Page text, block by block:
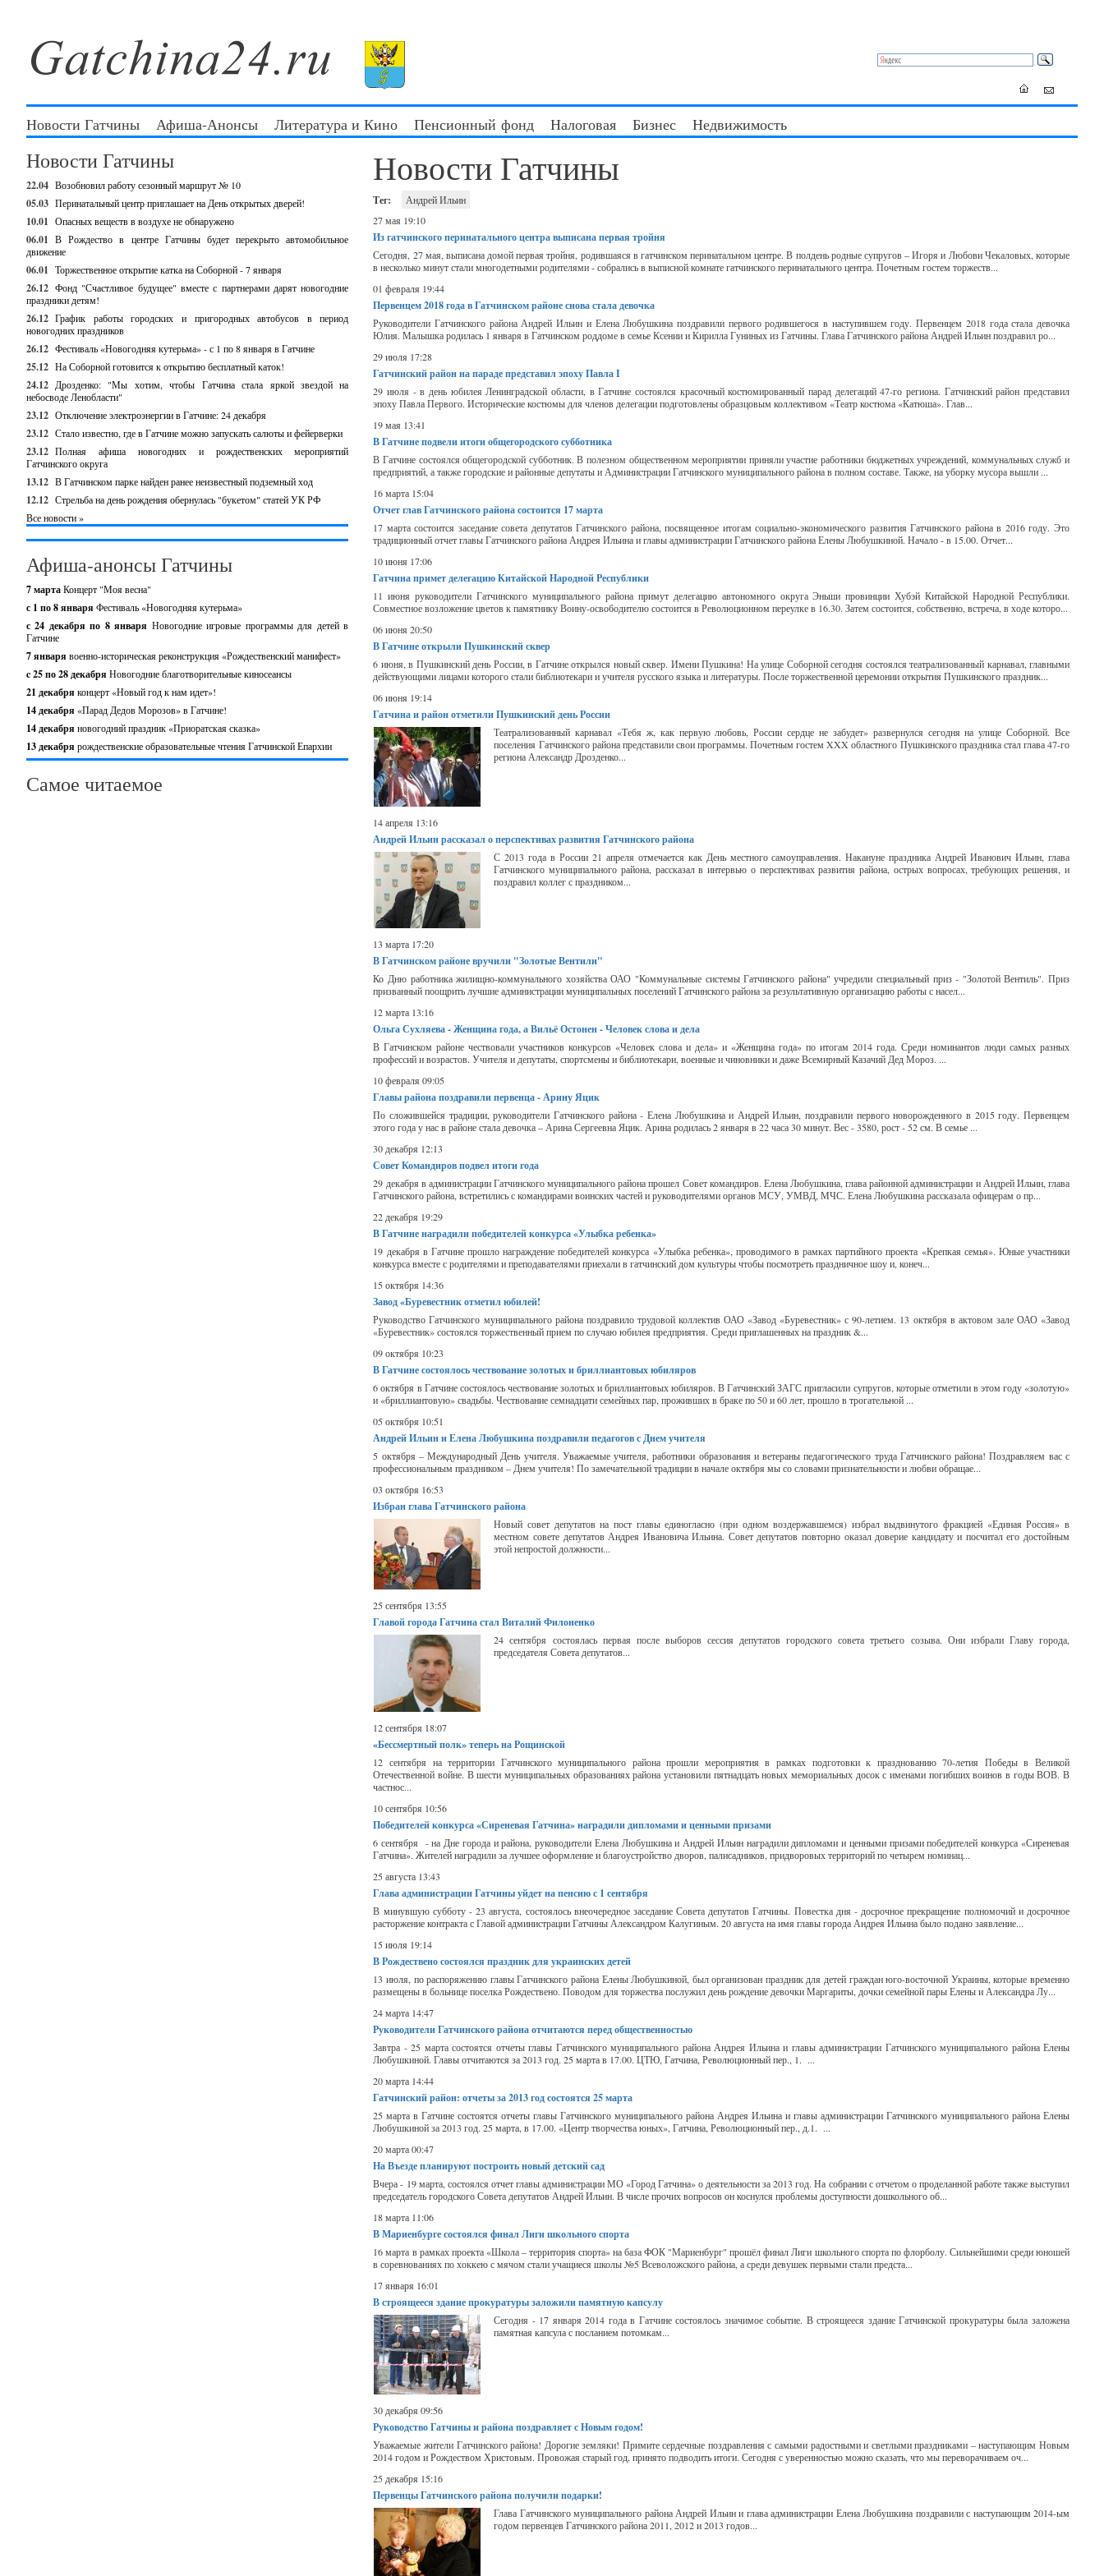
Новости Гатчины Афиша-Анонсы Литература и Кино Пенсионный фонд Налоговая Бизнес Недвижимость
Новости Гатчины
22.04 Возобновил работу сезонный маршрут № 10
05.03 Перинатальный центр приглашает на День открытых дверей!
10.01 Опасных веществ в воздухе не обнаружено
06.01 В Рождество в центре Гатчины будет перекрыто автомобильное
движение
06.01 Торжественное открытие катка на Соборной - 7 января
26.12 Фонд "Счастливое будущее" вместе с партнерами дарят новогодние
праздники детям!
26.12 График работы городских и пригородных автобусов в период
новогодних праздников
26.12 Фестиваль «Новогодняя кутерьма» - с 1 по 8 января в Гатчине
25.12 На Соборной готовится к открытию бесплатный каток!
24.12 Дрозденко: "Мы хотим, чтобы Гатчина стала яркой звездой на
небосводе Ленобласти"
23.12 Отключение электроэнергии в Гатчине: 24 декабря
23.12 Стало известно, где в Гатчине можно запускать салюты и фейерверки
23.12 Полная афиша новогодних и рождественских мероприятий
Гатчинского округа
13.12 В Гатчинском парке найден ранее неизвестный подземный ход
12.12 Стрельба на день рождения обернулась "букетом" статей УК РФ
Все новости »
Афиша-анонсы Гатчины
7 мартаКонцерт "Моя весна"
с 1 по 8 января Фестиваль «Новогодняя кутерьма»
с 24 декабря по 8 января Новогодние игровые программы для детей в
Гатчине
7 января военно-историческая реконструкция «Рождественский манифест»
c 25 по 28 декабря Новогодние благотворительные киносеансы
21 декабря концерт «Новый год к нам идет»!
14 декабря «Парад Дедов Морозов» в Гатчине!
14 декабря новогодний праздник «Приоратская сказка»
13 декабря рождественские образовательные чтения Гатчинской Епархии
Самое читаемое
Новости Гатчины
Тег:
Андрей Ильин
27 мая 19:10
Из гатчинского перинатального центра выписана первая тройня
Сегодня, 27 мая, выписана домой первая тройня, родившаяся в гатчинском перинатальном центре. В полдень родные супругов – Игоря и Любови Чекаловых, которые
в несколько минут стали многодетными родителями - собрались в выписной комнате гатчинского перинатального центра. Почетным гостем торжеств...
01 февраля 19:44
Первенцем 2018 года в Гатчинском районе снова стала девочка
Руководители Гатчинского района Андрей Ильин и Елена Любушкина поздравили первого родившегося в наступившем году. Первенцем 2018 года стала девочка
Юлия. Малышка родилась 1 января в Гатчинском роддоме в семье Ксении и Кирилла Гуниных из Гатчины. Глава Гатчинского района Андрей Ильин поздравил ро...
29 июля 17:28
Гатчинский район на параде представил эпоху Павла I
29 июля - в день юбилея Ленинградской области, в Гатчине состоялся красочный костюмированный парад делегаций 47-го региона. Гатчинский район представил
эпоху Павла Первого. Исторические костюмы для членов делегации подготовлены образцовым коллективом «Театр костюма «Катюша». Глав...
19 мая 13:41
В Гатчине подвели итоги общегородского субботника
В Гатчине состоялся общегородской субботник. В полезном общественном мероприятии приняли участие работники бюджетных учреждений, коммунальных служб и
предприятий, а также городские и районные депутаты и Администрации Гатчинского муниципального района в полном составе. Также, на уборку мусора вышли ...
16 марта 15:04
Отчет глав Гатчинского района состоится 17 марта
17 марта состоится заседание совета депутатов Гатчинского района, посвященное итогам социально-экономического развития Гатчинского района в 2016 году. Это
традиционный отчет главы Гатчинского района Андрея Ильина и главы администрации Гатчинского района Елены Любушкиной. Начало - в 15.00. Отчет...
10 июня 17:06
Гатчина примет делегацию Китайской Народной Республики
11 июня руководители Гатчинского муниципального района примут делегацию автономного округа Эньши провинции Хубэй Китайской Народной Республики.
Совместное возложение цветов к памятнику Воину-освободителю состоится в Революционном переулке в 16.30. Затем состоится, собственно, встреча, в ходе которо...
06 июня 20:50
В Гатчине открыли Пушкинский сквер
6 июня, в Пушкинский день России, в Гатчине открылся новый сквер. Имени Пушкина! На улице Соборной сегодня состоялся театрализованный карнавал, главными
действующими лицами которого стали библиотекари и учителя русского языка и литературы. После торжественной церемонии открытия Пушкинского праздник...
06 июня 19:14
Гатчина и район отметили Пушкинский день России
Театрализованный карнавал «Тебя ж, как первую любовь, России сердце не забудет» развернулся сегодня на улице Соборной. Все
поселения Гатчинского района представили свои программы. Почетным гостем XXX областного Пушкинского праздника стал глава 47-го
региона Александр Дрозденко...
14 апреля 13:16
Андрей Ильин рассказал о перспективах развития Гатчинского района
С 2013 года в России 21 апреля отмечается как День местного самоуправления. Накануне праздника Андрей Иванович Ильин, глава
Гатчинского муниципального района, рассказал в интервью о перспективах развития района, острых вопросах, требующих решения, и
поздравил коллег с праздником...
13 марта 17:20
В Гатчинском районе вручили "Золотые Вентили"
Ко Дню работника жилищно-коммунального хозяйства ОАО "Коммунальные системы Гатчинского района" учредили специальный приз - "Золотой Вентиль". Приз
призванный поощрить лучшие администрации муниципальных поселений Гатчинского района за результативную организацию работы с насел...
12 марта 13:16
Ольга Сухляева - Женщина года, а Вильё Остонен - Человек слова и дела
В Гатчинском районе чествовали участников конкурсов «Человек слова и дела» и «Женщина года» по итогам 2014 года. Среди номинантов люди самых разных
профессий и возрастов. Учителя и депутаты, спортсмены и библиотекари, военные и чиновники и даже Всемирный Казачий Дед Мороз. ...
10 февраля 09:05
Главы района поздравили первенца - Арину Яцик
По сложившейся традиции, руководители Гатчинского района - Елена Любушкина и Андрей Ильин, поздравили первого новорожденного в 2015 году. Первенцем
этого года у нас в районе стала девочка – Арина Сергеевна Яцик. Арина родилась 2 января в 22 часа 30 минут. Вес - 3580, рост - 52 см. В семье ...
30 декабря 12:13
Совет Командиров подвел итоги года
29 декабря в администрации Гатчинского муниципального района прошел Совет командиров. Елена Любушкина, глава районной администрации и Андрей Ильин, глава
Гатчинского района, встретились с командирами воинских частей и руководителями органов МСУ, УМВД, МЧС. Елена Любушкина рассказала офицерам о пр...
22 декабря 19:29
В Гатчине наградили победителей конкурса «Улыбка ребенка»
19 декабря в Гатчине прошло награждение победителей конкурса «Улыбка ребенка», проводимого в рамках партийного проекта «Крепкая семья». Юные участники
конкурса вместе с родителями и преподавателями приехали в гатчинский дом культуры чтобы посмотреть праздничное шоу и, конеч...
15 октября 14:36
Завод «Буревестник отметил юбилей!
Руководство Гатчинского муниципального района поздравило трудовой коллектив ОАО «Завод «Буревестник» с 90-летием. 13 октября в актовом зале ОАО «Завод
«Буревестник» состоялся торжественный прием по случаю юбилея предприятия. Среди приглашенных на праздник &...
09 октября 10:23
В Гатчине состоялось чествование золотых и бриллиантовых юбиляров
6 октября в Гатчине состоялось чествование золотых и бриллиантовых юбиляров. В Гатчинский ЗАГС пригласили супругов, которые отметили в этом году «золотую»
и «бриллиантовую» свадьбы. Чествование семнадцати семейных пар, проживших в браке по 50 и 60 лет, прошло в трогательной ...
05 октября 10:51
Андрей Ильин и Елена Любушкина поздравили педагогов с Днем учителя
5 октября – Международный День учителя. Уважаемые учителя, работники образования и ветераны педагогического труда Гатчинского района! Поздравляем вас с
профессиональным праздником – Днем учителя! По замечательной традиции в начале октября мы со словами признательности и любви обращае...
03 октября 16:53
Избран глава Гатчинского района
Новый совет депутатов на пост главы единогласно (при одном воздержавшемся) избрал выдвинутого фракцией «Единая Россия» в
местном совете депутатов Андрея Ивановича Ильина. Совет депутатов повторно оказал доверие кандидату и посчитал его достойным
этой непростой должности...
25 сентября 13:55
Главой города Гатчина стал Виталий Филоненко
24 сентября состоялась первая после выборов сессия депутатов городского совета третьего созыва. Они избрали Главу города,
председателя Совета депутатов...
12 сентября 18:07
«Бессмертный полк» теперь на Рощинской
12 сентября на территории Гатчинского муниципального района прошли мероприятия в рамках подготовки к празднованию 70-летия Победы в Великой
Отечественной войне. В шести муниципальных образованиях района установили пятнадцать новых мемориальных досок с именами погибших воинов в годы ВОВ. В
частнос...
10 сентября 10:56
Победителей конкурса «Сиреневая Гатчина» наградили дипломами и ценными призами
6 сентября - на Дне города и района, руководители Елена Любушкина и Андрей Ильин наградили дипломами и ценными призами победителей конкурса «Сиреневая
Гатчина». Жителей наградили за лучшее оформление и благоустройство дворов, палисадников, придворовых территорий по четырем номинац...
25 августа 13:43
Глава администрации Гатчины уйдет на пенсию с 1 сентября
В минувшую субботу - 23 августа, состоялось внеочередное заседание Совета депутатов Гатчины. Повестка дня - досрочное прекращение полномочий и досрочное
расторжение контракта с Главой администрации Гатчины Александром Калугиным. 20 августа на имя главы города Андрея Ильина было подано заявление...
15 июля 19:14
В Рождествено состоялся праздник для украинских детей
13 июля, по распоряжению главы Гатчинского района Елены Любушкиной, был организован праздник для детей граждан юго-восточной Украины, которые временно
размещены в больнице поселка Рождествено. Поводом для торжества послужил день рождение девочки Маргариты, дочки семейной пары Елены и Александра Лу...
24 марта 14:47
Руководители Гатчинского района отчитаются перед общественностью
Завтра - 25 марта состоятся отчеты главы Гатчинского муниципального района Андрея Ильина и главы администрации Гатчинского муниципального района Елены
Любушкиной. Главы отчитаются за 2013 год. 25 марта в 17.00. ЦТЮ, Гатчина, Революционный пер., 1. ...
20 марта 14:44
Гатчинский район: отчеты за 2013 год состоятся 25 марта
25 марта в Гатчине состоятся отчеты главы Гатчинского муниципального района Андрея Ильина и главы администрации Гатчинского муниципального района Елены
Любушкиной за 2013 год. 25 марта, в 17.00. «Центр творчества юных», Гатчина, Революционный пер., д.1. ...
20 марта 00:47
На Въезде планируют построить новый детский сад
Вчера - 19 марта, состоялся отчет главы администрации МО «Город Гатчина» о деятельности за 2013 год. На собрании с отчетом о проделанной работе также выступил
председатель городского Совета депутатов Андрей Ильин. В числе прочих вопросов он коснулся проблемы доступности дошкольного об...
18 марта 11:06
В Мариенбурге состоялся финал Лиги школьного спорта
16 марта в рамках проекта «Школа – территория спорта» на база ФОК "Мариенбург" прошёл финал Лиги школьного спорта по флорболу. Сильнейшими среди юношей
в соревнованиях по хоккею с мячом стали учащиеся школы №5 Всеволожского района, а среди девушек первыми стали предста...
17 января 16:01
В строящееся здание прокуратуры заложили памятную капсулу
Сегодня - 17 января 2014 года в Гатчине состоялось значимое событие. В строящееся здание Гатчинской прокуратуры была заложена
памятная капсула с посланием потомкам...
30 декабря 09:56
Руководство Гатчины и района поздравляет с Новым годом!
Уважаемые жители Гатчинского района! Дорогие земляки! Примите сердечные поздравления с самыми радостными и светлыми праздниками – наступающим Новым
2014 годом и Рождеством Христовым. Провожая старый год, принято подводить итоги. Сегодня с уверенностью можно сказать, что мы переворачиваем оч...
25 декабря 15:16
Первенцы Гатчинского района получили подарки!
Глава Гатчинского муниципального района Андрей Ильин и глава администрации Елена Любушкина поздравили с наступающим 2014-ым
годом первенцев Гатчинского района 2011, 2012 и 2013 годов...